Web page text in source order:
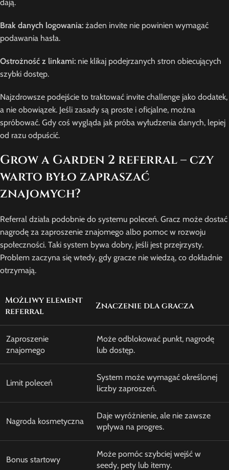
dają.
Brak danych logowania: żaden invite nie powinien wymagać
podawania hasła.
Ostrożność z linkami: nie klikaj podejrzanych stron obiecujących
szybki dostęp.
Najzdrowsze podejście to traktować invite challenge jako dodatek,
a nie obowiązek. Jeśli zasady są proste i oficjalne, można
spróbować. Gdy coś wygląda jak próba wyłudzenia danych, lepiej
od razu odpuścić.
Grow a Garden 2 referral – czy
warto było zapraszać
znajomych?
Referral działa podobnie do systemu poleceń. Gracz może dostać
nagrodę za zaproszenie znajomego albo pomoc w rozwoju
społeczności. Taki system bywa dobry, jeśli jest przejrzysty.
Problem zaczyna się wtedy, gdy gracze nie wiedzą, co dokładnie
otrzymają.
Możliwy element
referral
Znaczenie dla gracza
Zaproszenie
znajomego
Może odblokować punkt, nagrodę
lub dostęp.
Limit poleceń
System może wymagać określonej
liczby zaproszeń.
Nagroda kosmetyczna
Daje wyróżnienie, ale nie zawsze
wpływa na progres.
Bonus startowy
Może pomóc szybciej wejść w
seedy, pety lub itemy.